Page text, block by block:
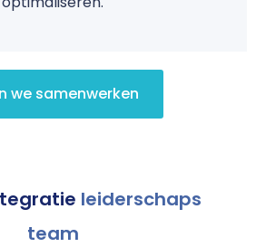
we samenwerken
leiderschaps
team